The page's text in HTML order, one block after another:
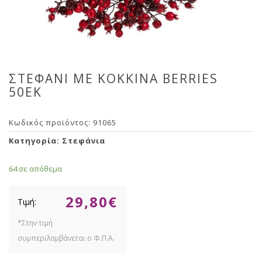
ΣΤΕΦΑΝΙ ΜΕ ΚΟΚΚΙΝΑ BERRIES
50ΕΚ
Κωδικός προϊόντος: 91065
Κατηγορία: Στεφάνια
64 σε απόθεμα
29,80€